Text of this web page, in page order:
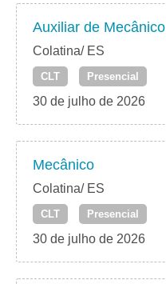
Auxiliar de Mecânico
Colatina/ ES
CLT Presencial
30 de julho de 2026
Mecânico
Colatina/ ES
CLT Presencial
30 de julho de 2026